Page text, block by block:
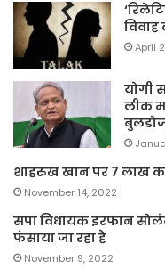
विवाह
April
योगी
लीक
शाहरुख खान पर 7 लाख
November 14, 2022
सपा विधायक इरफान
फंसाया जा रहा है
November 9, 2022